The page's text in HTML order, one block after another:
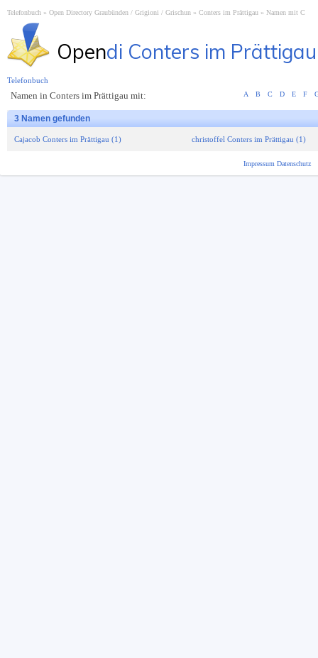
Telefonbuch Open Directory Graubünden / Grigioni / Grischun Conters im Prättigau Namen mit C
Opendi Conters im Prättigau
Namen in Conters im Prättigau mit: A B C D E F
3 Namen gefunden
Cajacob Conters im Prättigau (1) christoffel Conters im Prättigau (1)
Telefonbuch
Impressum Datenschutz